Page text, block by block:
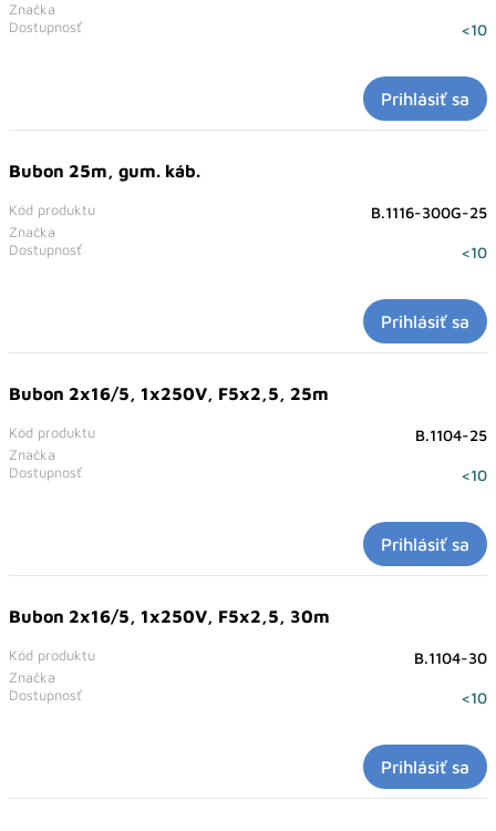
Značka
Dostupnosť <10
Prihlásiť sa
Bubon 25m, gum. káb.
Značka
Kód produktu B.1116-300G-25
Dostupnosť <10
Prihlásiť sa
Bubon 2x16/5, 1x250V, F5x2,5, 25m
Značka
Kód produktu B.1104-25
Dostupnosť <10
Prihlásiť sa
Bubon 2x16/5, 1x250V, F5x2,5, 30m
Značka
Kód produktu B.1104-30
Dostupnosť <10
Prihlásiť sa